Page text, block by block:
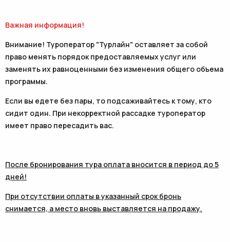
Важная информация!
Внимание! Туроператор "Турлайн" оставляет за собой
право менять порядок предоставляемых услуг или
заменять их равноценными без изменения общего объема
программы.
Если вы едете без пары, то подсаживайтесь к тому, кто
сидит один. При некорректной рассадке туроператор
имеет право пересадить вас.
После бронирования тура оплата вносится в период до 5
дней!
При отсутствии оплаты в указанный срок бронь
снимается, а место вновь выставляется на продажу.